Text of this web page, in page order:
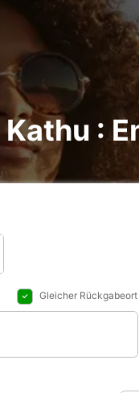
:
Gleicher Rückgabeort